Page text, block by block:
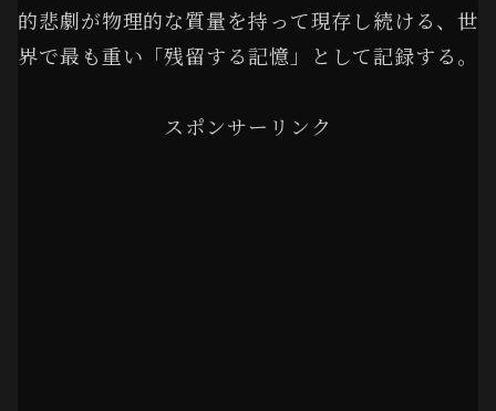
的悲劇が物理的な質量を持って現存し続ける、世
界で最も重い 「残留する記憶」 として記録する。
スポンサーリンク